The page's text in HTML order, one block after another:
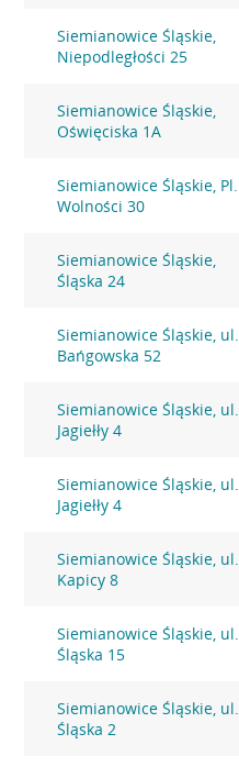
Siemianowice Śląskie,
Niepodległości 25
Siemianowice Śląskie,
Oświęciska 1A
Siemianowice Śląskie, Pl.
Wolności 30
Siemianowice Śląskie,
Śląska 24
Siemianowice Śląskie, ul.
Bańgowska 52
Siemianowice Śląskie, ul.
Jagiełły 4
Siemianowice Śląskie, ul.
Jagiełły 4
Siemianowice Śląskie, ul.
Kapicy 8
Siemianowice Śląskie, ul.
Śląska 15
Siemianowice Śląskie, ul.
Śląska 2